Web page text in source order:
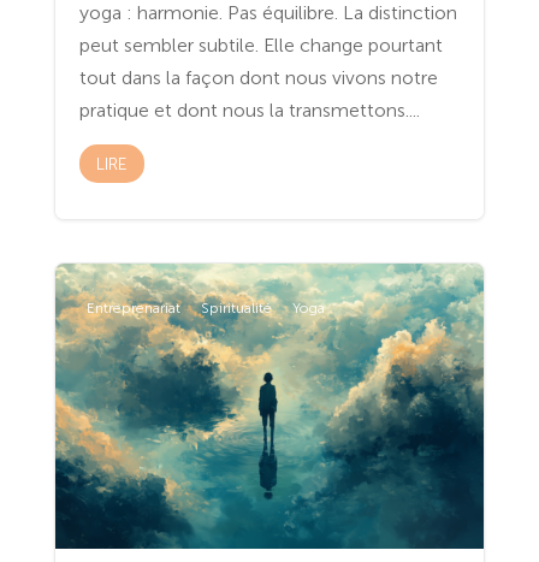
yoga : harmonie. Pas équilibre. La distinction
peut sembler subtile. Elle change pourtant
tout dans la façon dont nous vivons notre
pratique et dont nous la transmettons....
LIRE
Entreprenariat Spiritualité Yoga